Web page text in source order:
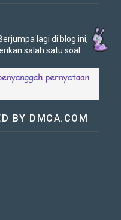
lagi di blog ini,
salah satu soal
BY DMCA.COM